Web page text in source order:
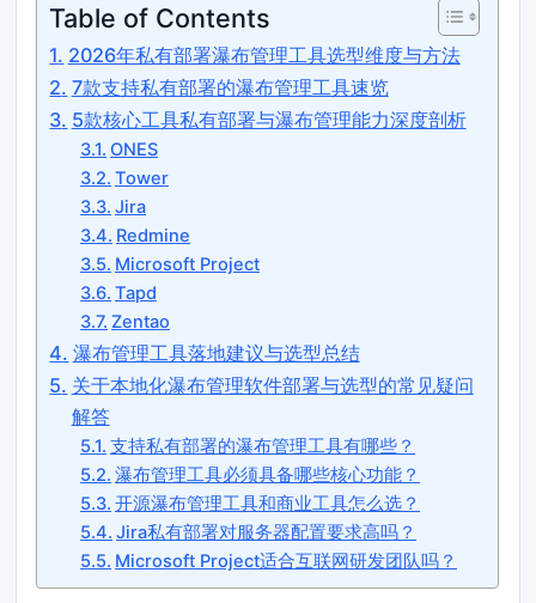
Table of Contents
2026年私有部署瀑布管理工具选型维度与方法
7款支持私有部署的瀑布管理工具速览
5款核心工具私有部署与瀑布管理能力深度剖析
ONES
Tower
Jira
Redmine
Microsoft Project
Tapd
Zentao
瀑布管理工具落地建议与选型总结
关于本地化瀑布管理软件部署与选型的常见疑问
解答
支持私有部署的瀑布管理工具有哪些？
瀑布管理工具必须具备哪些核心功能？
开源瀑布管理工具和商业工具怎么选？
Jira私有部署对服务器配置要求高吗？
Microsoft Project适合互联网研发团队吗？